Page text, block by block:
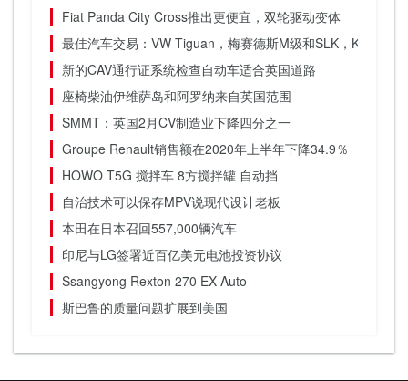
Fiat Panda City Cross推出更便宜，双轮驱动变体
最佳汽车交易：VW Tiguan，梅赛德斯M级和SLK，Kia
新的CAV通行证系统检查自动车适合英国道路
座椅柴油伊维萨岛和阿罗纳来自英国范围
SMMT：英国2月CV制造业下降四分之一
Groupe Renault销售额在2020年上半年下降34.9％
HOWO T5G 搅拌车 8方搅拌罐 自动挡
自治技术可以保存MPV说现代设计老板
本田在日本召回557,000辆汽车
印尼与LG签署近百亿美元电池投资协议
Ssangyong Rexton 270 EX Auto
斯巴鲁的质量问题扩展到美国